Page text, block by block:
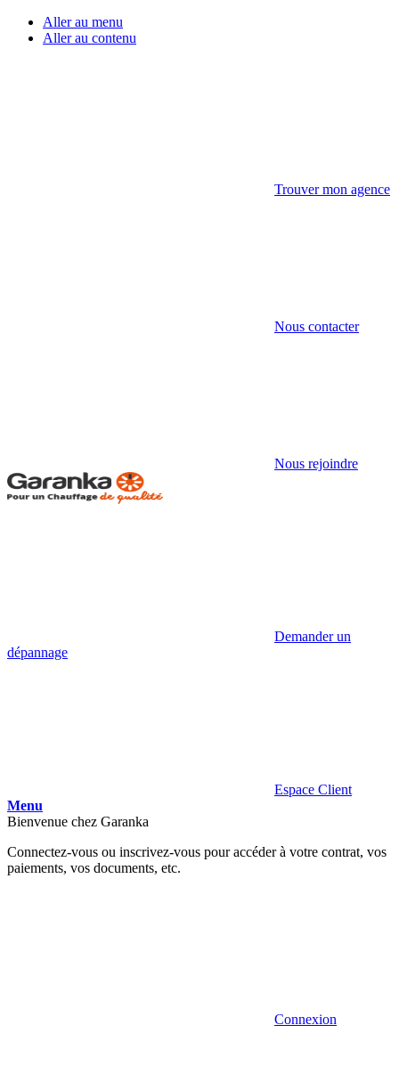
Aller au menu
Aller au contenu
Trouver mon agence
Nous contacter
Nous rejoindre
Demander un
dépannage
Espace Client
Menu
Bienvenue chez Garanka
Connectez-vous ou inscrivez-vous pour accéder à votre contrat, vos
paiements, vos documents, etc.
Connexion